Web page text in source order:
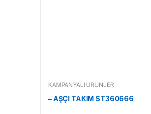
KAMPANYALI ÜRÜNLER
– AŞÇI TAKIM ST360666